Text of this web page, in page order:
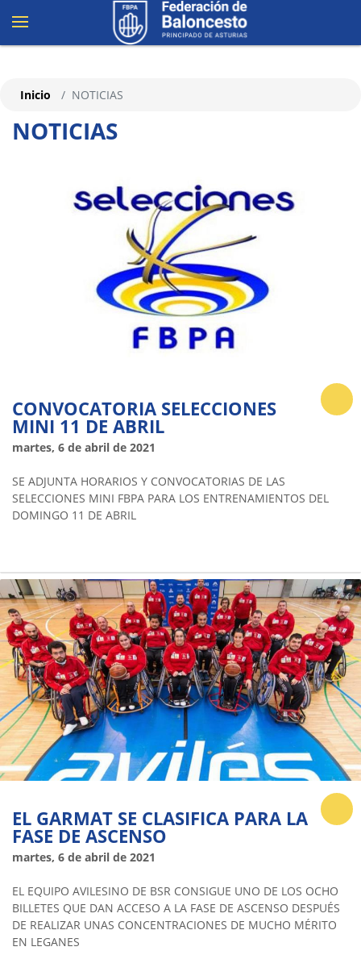
NOTICIAS
Inicio NOTICIAS
CONVOCATORIA SELECCIONES
MINI 11 DE ABRIL
martes, 6 de abril de 2021
SE ADJUNTA HORARIOS Y CONVOCATORIAS DE LAS
SELECCIONES MINI FBPA PARA LOS ENTRENAMIENTOS DEL
DOMINGO 11 DE ABRIL
EL GARMAT SE CLASIFICA PARA LA
FASE DE ASCENSO
martes, 6 de abril de 2021
EL EQUIPO AVILESINO DE BSR CONSIGUE UNO DE LOS OCHO
BILLETES QUE DAN ACCESO A LA FASE DE ASCENSO DESPUÉS
DE REALIZAR UNAS CONCENTRACIONES DE MUCHO MÉRITO
EN LEGANES